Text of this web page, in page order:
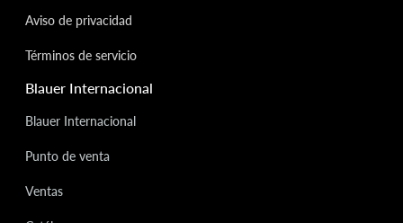
Aviso de privacidad
Términos de servicio
Blauer Internacional
Blauer Internacional
Punto de venta
Ventas